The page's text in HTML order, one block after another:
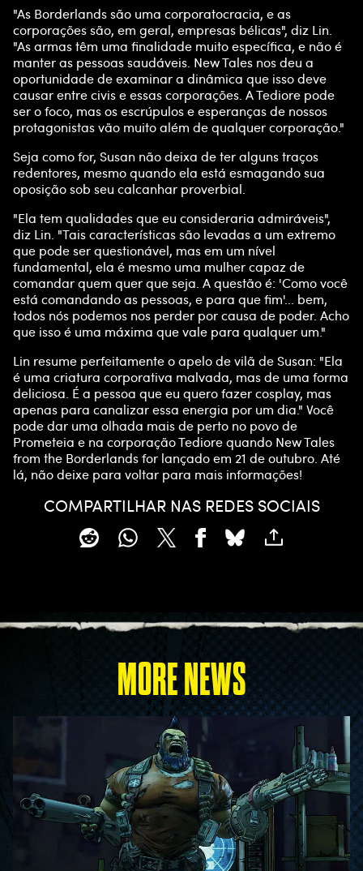
"As Borderlands são uma corporatocracia, e as
corporações são, em geral, empresas bélicas", diz Lin.
"As armas têm uma finalidade muito específica, e não é
manter as pessoas saudáveis. New Tales nos deu a
oportunidade de examinar a dinâmica que isso deve
causar entre civis e essas corporações. A Tediore pode
ser o foco, mas os escrúpulos e esperanças de nossos
protagonistas vão muito além de qualquer corporação."
Seja como for, Susan não deixa de ter alguns traços
redentores, mesmo quando ela está esmagando sua
oposição sob seu calcanhar proverbial.
"Ela tem qualidades que eu consideraria admiráveis",
diz Lin. "Tais características são levadas a um extremo
que pode ser questionável, mas em um nível
fundamental, ela é mesmo uma mulher capaz de
comandar quem quer que seja. A questão é: 'Como você
está comandando as pessoas, e para que fim'... bem,
todos nós podemos nos perder por causa de poder. Acho
que isso é uma máxima que vale para qualquer um."
Lin resume perfeitamente o apelo de vilã de Susan: "Ela
é uma criatura corporativa malvada, mas de uma forma
deliciosa. É a pessoa que eu quero fazer cosplay, mas
apenas para canalizar essa energia por um dia." Você
pode dar uma olhada mais de perto no povo de
Prometeia e na corporação Tediore quando New Tales
from the Borderlands for lançado em 21 de outubro. Até
lá, não deixe para voltar para mais informações!
COMPARTILHAR NAS REDES SOCIAIS
MORE NEWS